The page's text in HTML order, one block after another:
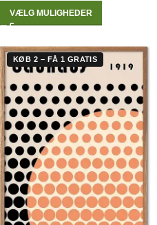
VÆLG MULIGHEDER
KØB 2 – FÅ 1 GRATIS